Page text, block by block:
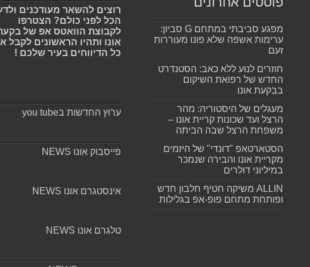
מפגע סביבתי במתחם G סביון:
ערימות אשפה שלא פונו מעוררות
זעם
חוזרים לנוע ללא כאב: הסטנדרט
החדש של רפואת השיקום
בבקעת אונו
מעגלים של היסטוריה: מהר
הרצל ועד שכונות קריית אונו –
משפחת הרצל שבה הביתה
הסטארטאפ "דונדי" של היזמים
מקריית אונו והבירה שנמכר
במיליוני דולרים
ALLIN משיקה חטיף חלבון חדש
ופותחת מתחם פופ-אפ בגלילות
רוצים להשאר מעודכנים
הכל לפני כולם? הצטרפו
לקבוצת הוואטס אפ של
אונו ותהיו הראשונים לקבל
כל הדיווחים בעיר שלכם !
ערוץ החדשות בyou tube
פייסבוק אונו NEWS
אינסטגרם אונו NEWS
טלגרם אונו NEWS